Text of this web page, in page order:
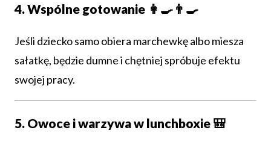
4. Wspólne gotowanie 👩‍🍳👨‍🍳
Jeśli dziecko samo obiera marchewkę albo miesza
sałatkę, będzie dumne i chętniej spróbuje efektu
swojej pracy.
5. Owoce i warzywa w lunchboxie 🎒